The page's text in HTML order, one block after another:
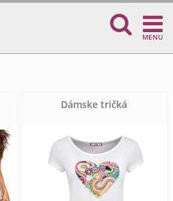
MENU
Dámske tričká